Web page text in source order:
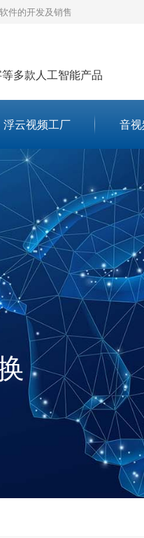
件的开发及销售
多款人工智能产品
浮云视频工厂 音